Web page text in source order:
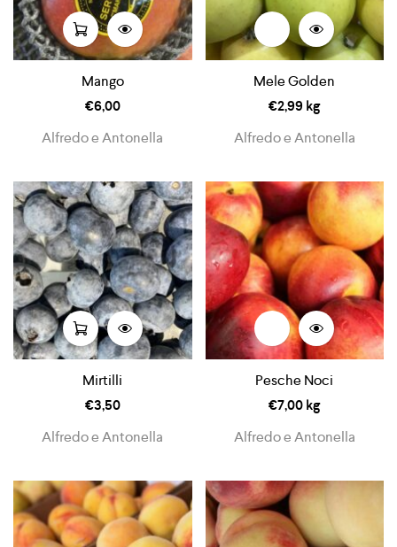
Mango
€6,00
Alfredo e Antonella
Mele Golden
€2,99 kg
Alfredo e Antonella
Mirtilli
€3,50
Alfredo e Antonella
Pesche Noci
€7,00kg
Alfredo e Antonella